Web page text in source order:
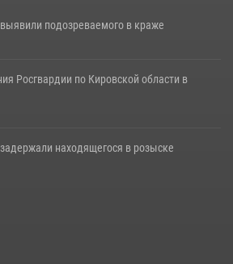
подозреваемого в краже
Росгвардии по Кировской области в
находящегося в розыске